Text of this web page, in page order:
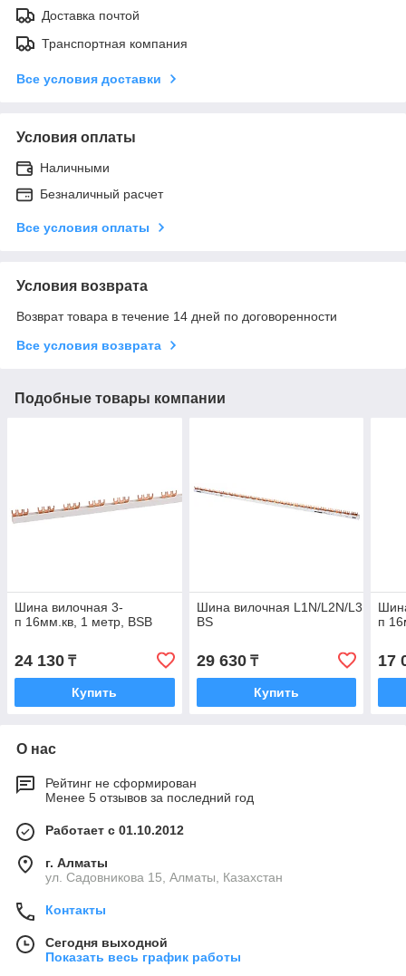
Доставка почтой
Транспортная компания
Все условия доставки
Условия оплаты
Наличными
Безналичный расчет
Все условия оплаты
Условия возврата
Возврат товара в течение 14 дней по договоренности
Все условия возврата
Подобные товары компании
Шина вилочная 3-
п 16мм.кв, 1 метр, BSB
24 130 ₸
Купить
Шина вилочная L1N/L2N/L3N
BS
29 630₸
Купить
п
17
О нас
Рейтинг не сформирован
Менее 5 отзывов за последний год
Работает с 01.10.2012
г. Алматы
ул. Садовникова 15, Алматы, Казахстан
Контакты
Сегодня выходной
Показать весь график работы